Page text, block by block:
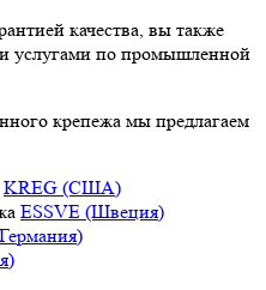
качества, вы также
услугами по промышленной
крепежа мы предлагаем
KREG (США)
ESSVE (Швеция)